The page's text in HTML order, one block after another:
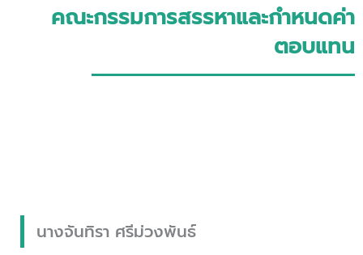
คณะกรรมการสรรหาและกำหนดค่า
ตอบแทน
นางจันทิรา ศรีม่วงพันธ์